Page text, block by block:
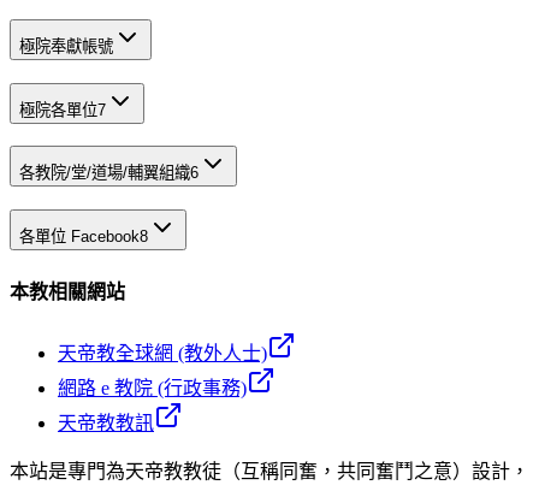
極院奉獻帳號
極院各單位7
各教院/堂/道場/輔翼組織6
各單位 Facebook8
本教相關網站
天帝教全球網 (教外人士)
網路 e 教院 (行政事務)
天帝教教訊
本站是專門為天帝教教徒（互稱同奮，共同奮鬥之意）設計，